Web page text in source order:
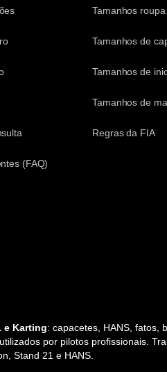
(FAQ)
Tamanhos
Tamanhos de
Tamanhos de
Tamanhos de
Regras da FIA
e Karting: capacetes, HANS, fatos,
por pilotos profissionais.
Stand 21 e HANS.